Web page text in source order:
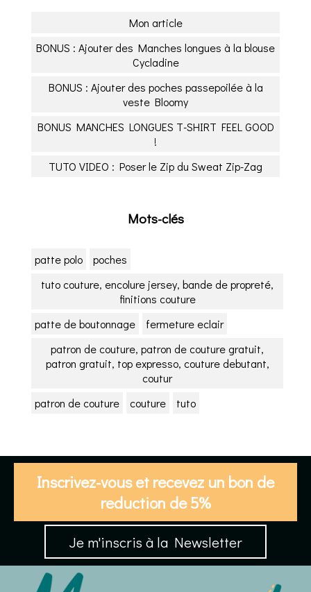
Mon article
BONUS : Ajouter des Manches longues à la blouse
Cycladine
BONUS : Ajouter des poches passepoilée à la
veste Bloomy
BONUS MANCHES LONGUES T-SHIRT FEEL GOOD
!
TUTO VIDEO : Poser le Zip du Sweat Zip-Zag
Mots-clés
patte polo
poches
tuto couture, encolure jersey, bande de propreté,
finitions couture
patte de boutonnage
fermeture eclair
patron de couture, patron de couture gratuit,
patron gratuit, top expresso, couture debutant,
coutur
patron de couture
couture tuto
Inscrivez-vous et recevez un bon de
reduction de 5%
Je m'inscris à la Newsletter